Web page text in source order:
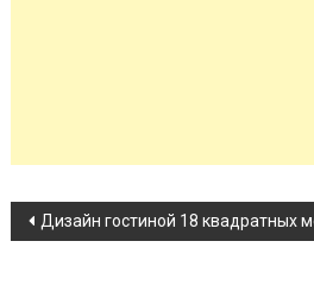
Навигация по
Дизайн гостиной 18 квадратных